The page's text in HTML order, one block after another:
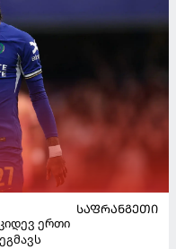
ᲡᲐᲤᲠᲐᲜᲒᲔᲗᲘ
ერთი